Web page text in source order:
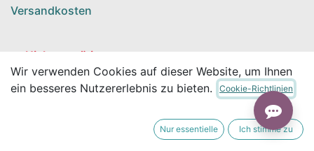
Versandkosten
Nicht vorrätig
Erhalten Sie eine Benachrichtigung, wenn wieder
vorrätig
Für später speichern
Wir verwenden Cookies auf dieser Website, um Ihnen
ein besseres Nutzererlebnis zu bieten.
Cookie-Richtlinien
Nur essentielle Ich stimme zu